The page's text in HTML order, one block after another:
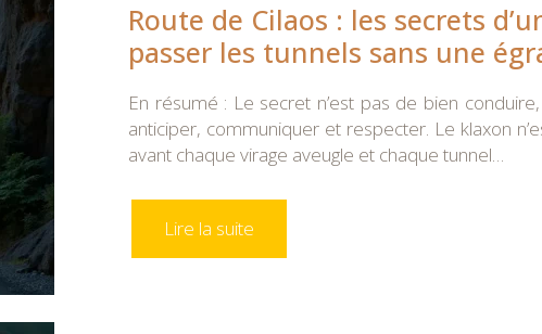
Route de Cilaos : les secrets
passer les tunnels sans une
En résumé : Le secret n’est pas de bien
anticiper, communiquer et respecter. Le klaxon
avant chaque virage aveugle et chaque tunnel…
Lire la suite